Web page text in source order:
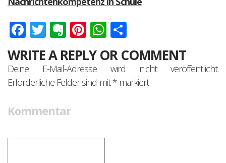
Facebook
Twitter
Evernote
Pinterest
WhatsApp
WRITE A REPLY OR COMMENT
Deine E-Mail-Adresse wird nicht veröffentlicht.
Erforderliche Felder sind mit*markiert
Kommentar